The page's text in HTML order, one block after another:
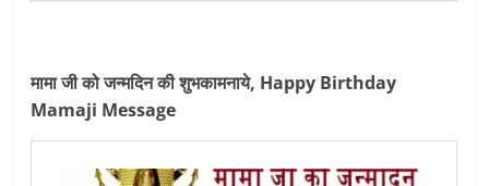
मामा जी को जन्मदिन की शुभकामनाये, Happy Birthday
Mamaji Message